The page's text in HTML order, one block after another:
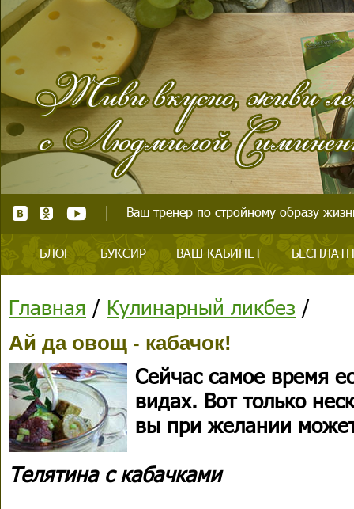
Ваш тренер по стройному образу
БЛОГ БУКСИР ВАШ КАБИНЕТ
Главная / Кулинарный ликбез /
Ай да овощ - кабачок!
Сейчас самое время
видах. Вот только
вы при желании
Телятина с кабачками